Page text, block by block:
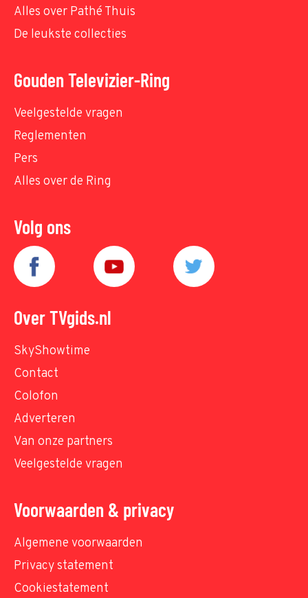
Alles over Pathé Thuis
De leukste collecties
Gouden Televizier-Ring
Veelgestelde vragen
Reglementen
Pers
Alles over de Ring
Volg ons
Over TVgids.nl
SkyShowtime
Contact
Colofon
Adverteren
Van onze partners
Veelgestelde vragen
Voorwaarden & privacy
Algemene voorwaarden
Privacy statement
Cookiestatement